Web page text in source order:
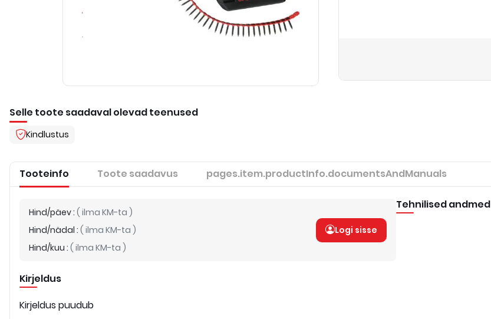
Selle toote saadaval olevad teenused
Kindlustus
Tooteinfo Toote saadavus pages.item.productInfo.documentsAndManuals
Hind/päev: ( ilma KM-ta )
Hind/nädal : ( ilma KM-ta )
Hind/kuu : ( ilma KM-ta )
Logi sisse
Kirjeldus
Kirjeldus puudub
Tehnilised andmed